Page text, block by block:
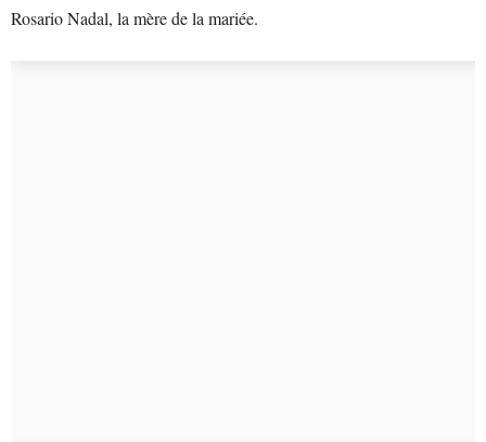
Rosario Nadal, la mère de la mariée.